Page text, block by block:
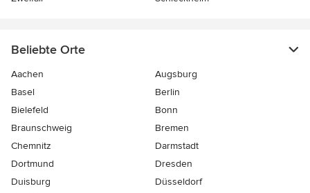
Beliebte Orte
Aachen
Augsburg
Basel
Berlin
Bielefeld
Bonn
Braunschweig
Bremen
Chemnitz
Darmstadt
Dortmund
Dresden
Duisburg
Düsseldorf